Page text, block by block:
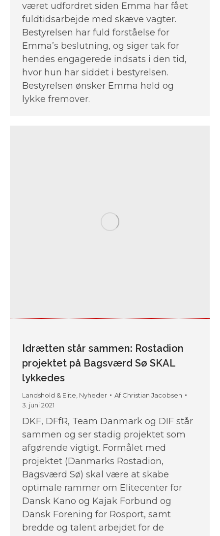
været udfordret siden Emma har fået
fuldtidsarbejde med skæve vagter.
Bestyrelsen har fuld forståelse for
Emma’s beslutning, og siger tak for
hendes engagerede indsats i den tid,
hvor hun har siddet i bestyrelsen.
Bestyrelsen ønsker Emma held og
lykke fremover.
Idrætten står sammen: Rostadion
projektet på Bagsværd Sø SKAL
lykkedes
Landshold & Elite Nyheder AfChristian Jacobsen
3. juni 2021
DKF, DFfR, Team Danmark og DIF står
sammen og ser stadig projektet som
afgørende vigtigt. Formålet med
projektet (Danmarks Rostadion,
Bagsværd Sø) skal være at skabe
optimale rammer om Elitecenter for
Dansk Kano og Kajak Forbund og
Dansk Forening for Rosport, samt
bredde og talent arbejdet for de